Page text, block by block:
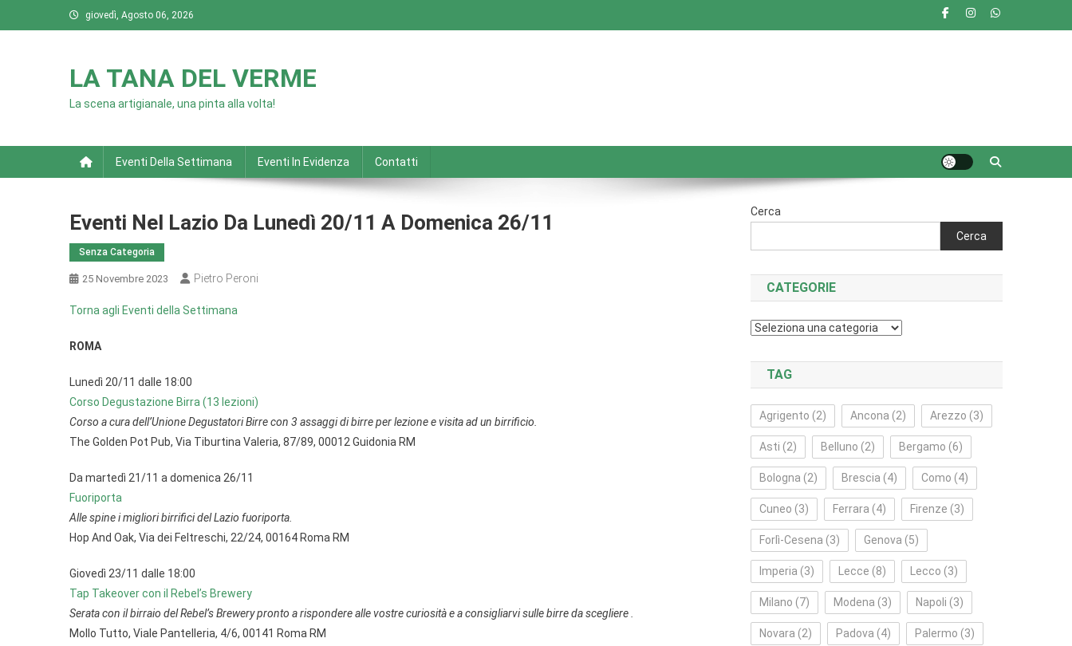
to
giovedì, Agosto 06, 2026
LA TANA DEL VERME
La scena artigianale, una pinta alla volta!
Eventi Della Settimana Eventi In Evidenza Contatti
Eventi Nel Lazio Da Lunedì 20/11 A Domenica 26/11
Senza Categoria
25 Novembre 2023 Pietro Peroni
Torna agli Eventi della Settimana
ROMA
Lunedì 20/11 dalle 18:00
Corso Degustazione Birra (13 lezioni)
Corso a cura dell’Unione Degustatori Birre con 3 assaggi di birre per lezione e visita ad un birrificio.
The Golden Pot Pub, Via Tiburtina Valeria, 87/89, 00012 Guidonia RM
Da martedì 21/11 a domenica 26/11
Fuoriporta
Alle spine i migliori birrifici del Lazio fuoriporta.
Hop And Oak, Via dei Feltreschi, 22/24, 00164 Roma RM
Giovedì 23/11 dalle 18:00
Tap Takeover con il Rebel’s Brewery
Serata con il birraio del Rebel’s Brewery pronto a rispondere alle vostre curiosità e a consigliarvi sulle birre da scegliere .
Mollo Tutto, Viale Pantelleria, 4/6, 00141 Roma RM
Cerca
Cerca
CATEGORIE
Categorie
TAG
Agrigento (2) Ancona (2) Arezzo (3)
Asti (2) Belluno (2) Bergamo (6)
Bologna (2) Brescia (4) Como (4)
Cuneo (3) Ferrara (4) Firenze (3)
Forlì‑Cesena (3) Genova (5)
Imperia (3) Lecce (8) Lecco (3)
Milano (7) Modena (3) Napoli (3)
Novara (2) Padova (4) Palermo (3)